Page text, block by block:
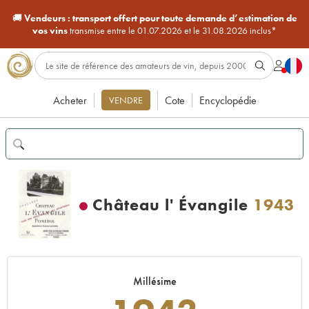
🚚Vendeurs : transport offert pour toute demande d’estimation de
vos vinstransmise entre le 01.07.2026 et le 31.08.2026 inclus*
Acheter VENDRE Cote Encyclopédie
Château l' Évangile 1943
Millésime